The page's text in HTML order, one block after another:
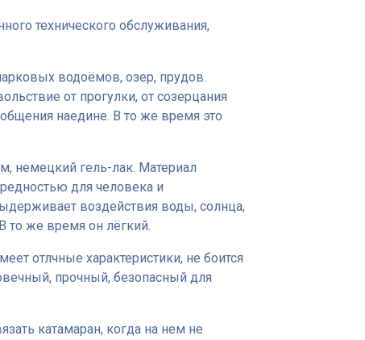
технического обслуживания,
водоёмов, озер, прудов.
от прогулки, от созерцания
наедине. В то же время это
немецкий гель-лак. Материал
для человека и
воздействия воды, солнца,
то же время он лёгкий.
отлчные характеристики, не боится
прочный, безопасный для
катамаран, когда на нем не